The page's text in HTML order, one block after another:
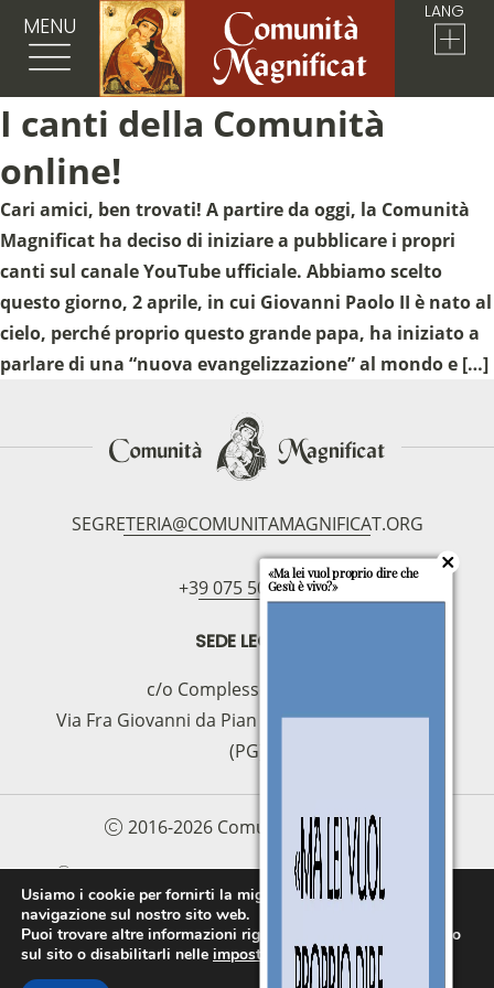
MENU
LANG
I canti della Comunità
online!
Cari amici, ben trovati! A partire da oggi, la Comunità
Magnificat ha deciso di iniziare a pubblicare i propri
canti sul canale YouTube ufficiale. Abbiamo scelto
questo giorno, 2 aprile, in cui Giovanni Paolo II è nato al
cielo, perché proprio questo grande papa, ha iniziato a
parlare di una “nuova evangelizzazione” al mondo e […]
SEGRETERIA@COMUNITAMAGNIFICAT.ORG
+39 075 5094797
SEDE LEGALE
c/o Complesso S.Manno
Via Fra Giovanni da Pian di Carpine, 63 - 06127
(PG)
2016-2026 Comunità Magnificat
COOKIE POLICY
PRIVACY POLICY
PROTOCOLLO PER LA TUTELA DEI MINORI E
DELLE PERSONE VULNERABILI
Sostieni la Comunità Magnificat
Fai una donazione sul nostro conto
bancario
IT49S0200803039000102071988
«Ma lei vuol proprio dire che
Gesù è vivo?»
Usiamo i cookie per fornirti la miglior esperienza d'uso e
navigazione sul nostro sito web.
Puoi trovare altre informazioni riguardo a quali cookie usiamo
sul sito o disabilitarli nelle impostazioni.